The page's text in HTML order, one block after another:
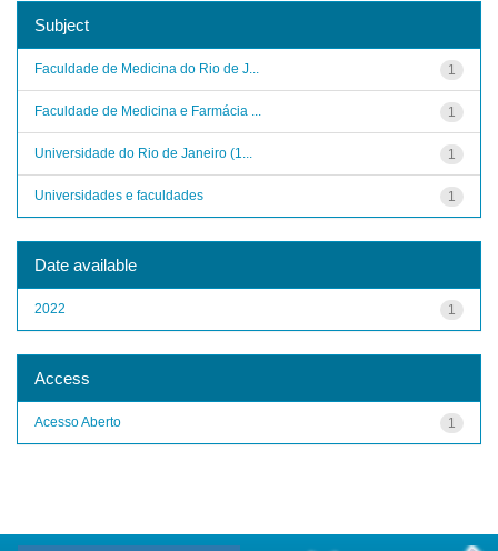
Subject
1
Faculdade de Medicina do Rio de J...
1
Faculdade de Medicina e Farmácia ...
1
Universidade do Rio de Janeiro (1...
1
Universidades e faculdades
Date available
1
2022
Access
1
Acesso Aberto